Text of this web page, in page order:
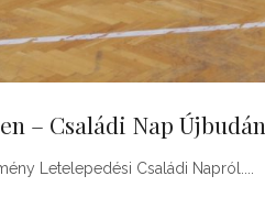
– Családi Nap Újbudán
Letelepedési Családi Napról.